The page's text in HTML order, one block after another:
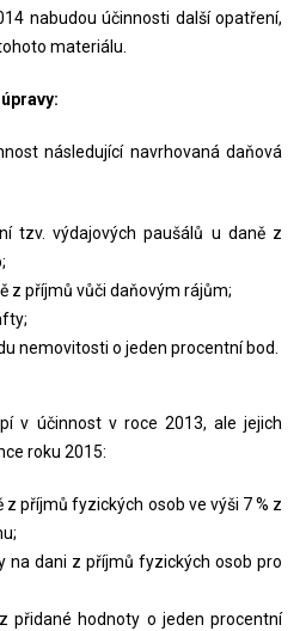
nabudou účinnosti další opatření,
materiálu.
následující navrhovaná daňová
tzv. výdajových paušálů u daně z
z příjmů vůči daňovým rájům;
nemovitosti o jeden procentní bod.
v účinnost v roce 2013, ale jejich
roku 2015:
z příjmů fyzických osob ve výši 7 % z
na dani z příjmů fyzických osob pro
přidané hodnoty o jeden procentní